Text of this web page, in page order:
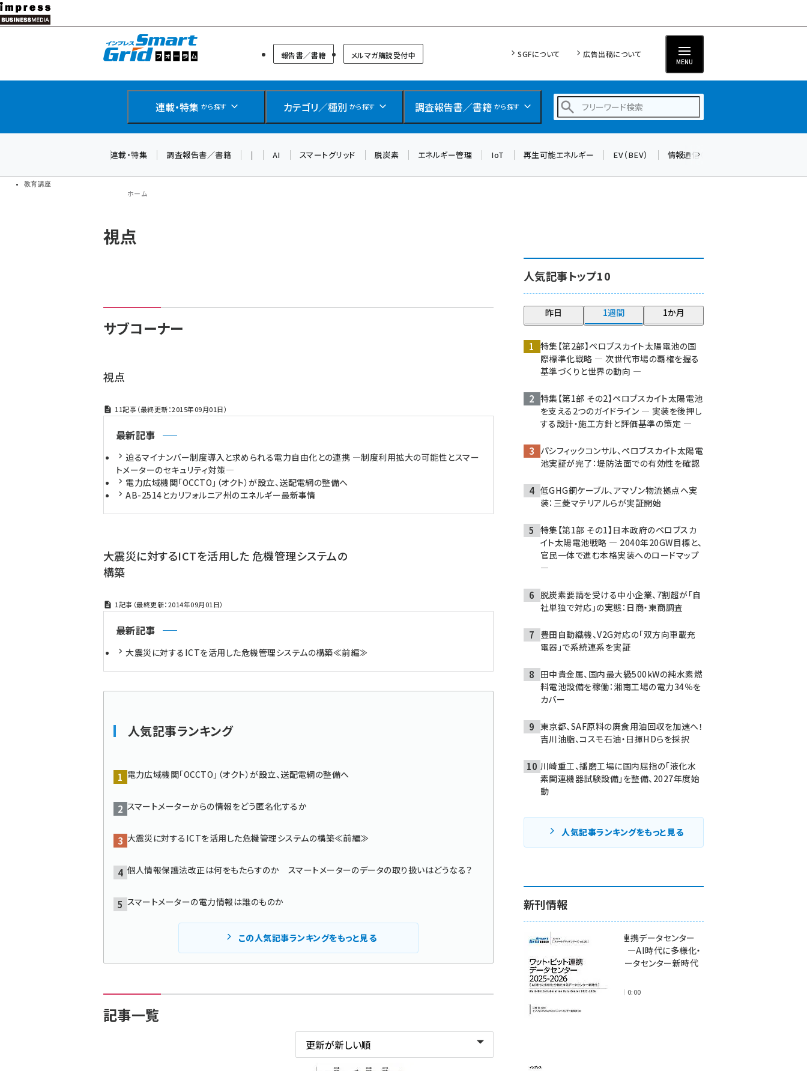
メ
イ
教育講座
スマートグリッドフォーラム
報告書／書籍 メルマガ購読受付中 SGFについて 広告出稿について
MENU
連載・特集 から探す カテゴリ／種別 から探す 調査報告書／書籍 から探す
ngn (275)
大串 (216)
aitras (180)
タンデム (145)
連載・特集 調査報告書／書籍 | AI スマートグリッド 脱炭素 エネルギー管理 IoT 再生可能エネルギー EV（BEV） 情報通信（ICT）
ン
ホーム
視点
サブコーナー
視点
11記事（最終更新：2015年09月01日）
最新記事
迫るマイナンバー制度導入と求められる電力自由化との連携 ―制度利用拡大の可能性とスマー
トメーターのセキュリティ対策―
電力広域機関「OCCTO」（オクト）が設立、送配電網の整備へ
AB-2514とカリフォルニア州のエネルギー最新事情
大震災に対するICTを活用した 危機管理システムの
構築
1記事（最終更新：2014年09月01日）
最新記事
大震災に対するICTを活用した危機管理システムの構築≪前編≫
人気記事ランキング
電力広域機関「OCCTO」（オクト）が設立、送配電網の整備へ
スマートメーターからの情報をどう匿名化するか
大震災に対するICTを活用した危機管理システムの構築≪前編≫
個人情報保護法改正は何をもたらすのか スマートメーターのデータの取り扱いはどうなる？
スマートメーターの電力情報は誰のものか
この人気記事ランキングをもっと見る
記事一覧
人気記事トップ10
昨日 1週間 1か月
特集【第2部】ペロブスカイト太陽電池の国
際標準化戦略 ― 次世代市場の覇権を握る
基準づくりと世界の動向 ―
特集【第1部 その2】ペロブスカイト太陽電池
を支える2つのガイドライン ― 実装を後押し
する設計・施工方針と評価基準の策定 ―
パシフィックコンサル、ペロブスカイト太陽電
池実証が完了：堤防法面での有効性を確認
低GHG銅ケーブル、アマゾン物流拠点へ実
装：三菱マテリアルらが実証開始
特集【第1部 その1】日本政府のペロブスカ
イト太陽電池戦略 ― 2040年20GW目標と、
官民一体で進む本格実装へのロードマップ
―
脱炭素要請を受ける中小企業、7割超が「自
社単独で対応」の実態：日商・東商調査
豊田自動織機、V2G対応の「双方向車載充
電器」で系統連系を実証
田中貴金属、国内最大級500kWの純水素燃
料電池設備を稼働：湘南工場の電力34％を
カバー
東京都、SAF原料の廃食用油回収を加速へ！
吉川油脂、コスモ石油・日揮HDらを採択
川崎重工、播磨工場に国内屈指の「液化水
素関連機器試験設備」を整備、2027年度始
動
人気記事ランキングをもっと見る
新刊情報
ワット・ビット連携データセンター
2025-2026 ―AI時代に多様化・
分散化するデータセンター新時代
2025年11月28日 0:00